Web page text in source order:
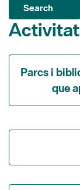
Parcs i